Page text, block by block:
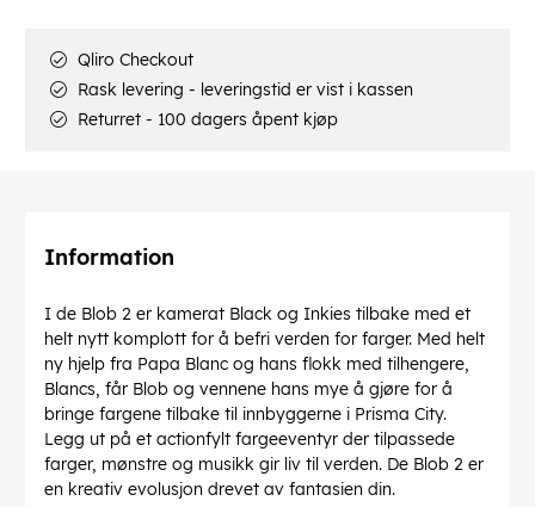
Qliro Checkout
Rask levering - leveringstid er vist i kassen
Returret - 100 dagers åpent kjøp
Information
I de Blob 2 er kamerat Black og Inkies tilbake med et
helt nytt komplott for å befri verden for farger. Med helt
ny hjelp fra Papa Blanc og hans flokk med tilhengere,
Blancs, får Blob og vennene hans mye å gjøre for å
bringe fargene tilbake til innbyggerne i Prisma City.
Legg ut på et actionfylt fargeeventyr der tilpassede
farger, mønstre og musikk gir liv til verden. De Blob 2 er
en kreativ evolusjon drevet av fantasien din.